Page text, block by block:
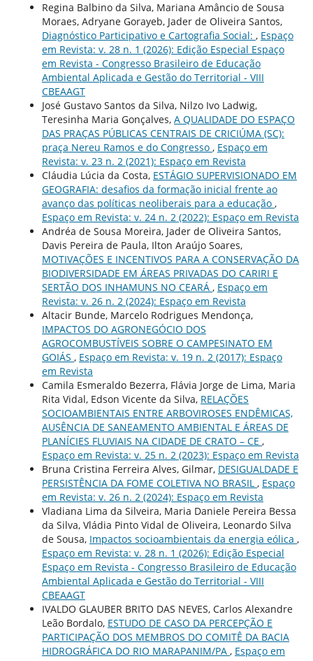
Regina Balbino da Silva, Mariana Amâncio de Sousa
Moraes, Adryane Gorayeb, Jader de Oliveira Santos,
Diagnóstico Participativo e Cartografia Social: , Espaço
em Revista: v. 28 n. 1 (2026): Edição Especial Espaço
em Revista - Congresso Brasileiro de Educação
Ambiental Aplicada e Gestão do Territorial - VIII
CBEAAGT
José Gustavo Santos da Silva, Nilzo Ivo Ladwig,
Teresinha Maria Gonçalves, A QUALIDADE DO ESPAÇO
DAS PRAÇAS PÚBLICAS CENTRAIS DE CRICIÚMA (SC):
praça Nereu Ramos e do Congresso , Espaço em
Revista: v. 23 n. 2 (2021): Espaço em Revista
Cláudia Lúcia da Costa, ESTÁGIO SUPERVISIONADO EM
GEOGRAFIA: desafios da formação inicial frente ao
avanço das políticas neoliberais para a educação ,
Espaço em Revista: v. 24 n. 2 (2022): Espaço em Revista
Andréa de Sousa Moreira, Jader de Oliveira Santos,
Davis Pereira de Paula, Ilton Araújo Soares,
MOTIVAÇÕES E INCENTIVOS PARA A CONSERVAÇÃO DA
BIODIVERSIDADE EM ÁREAS PRIVADAS DO CARIRI E
SERTÃO DOS INHAMUNS NO CEARÁ , Espaço em
Revista: v. 26 n. 2 (2024): Espaço em Revista
Altacir Bunde, Marcelo Rodrigues Mendonça,
IMPACTOS DO AGRONEGÓCIO DOS
AGROCOMBUSTÍVEIS SOBRE O CAMPESINATO EM
GOIÁS , Espaço em Revista: v. 19 n. 2 (2017): Espaço
em Revista
Camila Esmeraldo Bezerra, Flávia Jorge de Lima, Maria
Rita Vidal, Edson Vicente da Silva, RELAÇÕES
SOCIOAMBIENTAIS ENTRE ARBOVIROSES ENDÊMICAS,
AUSÊNCIA DE SANEAMENTO AMBIENTAL E ÁREAS DE
PLANÍCIES FLUVIAIS NA CIDADE DE CRATO – CE ,
Espaço em Revista: v. 25 n. 2 (2023): Espaço em Revista
Bruna Cristina Ferreira Alves, Gilmar, DESIGUALDADE E
PERSISTÊNCIA DA FOME COLETIVA NO BRASIL , Espaço
em Revista: v. 26 n. 2 (2024): Espaço em Revista
Vladiana Lima da Silveira, Maria Daniele Pereira Bessa
da Silva, Vládia Pinto Vidal de Oliveira, Leonardo Silva
de Sousa, Impactos socioambientais da energia eólica ,
Espaço em Revista: v. 28 n. 1 (2026): Edição Especial
Espaço em Revista - Congresso Brasileiro de Educação
Ambiental Aplicada e Gestão do Territorial - VIII
CBEAAGT
IVALDO GLAUBER BRITO DAS NEVES, Carlos Alexandre
Leão Bordalo, ESTUDO DE CASO DA PERCEPÇÃO E
PARTICIPAÇÃO DOS MEMBROS DO COMITÊ DA BACIA
HIDROGRÁFICA DO RIO MARAPANIM/PA , Espaço em